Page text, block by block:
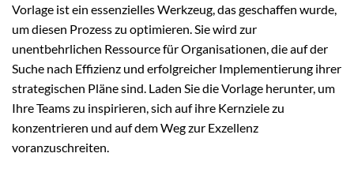
Vorlage ist ein essenzielles Werkzeug, das geschaffen wurde,
um diesen Prozess zu optimieren. Sie wird zur
unentbehrlichen Ressource für Organisationen, die auf der
Suche nach Effizienz und erfolgreicher Implementierung ihrer
strategischen Pläne sind. Laden Sie die Vorlage herunter, um
Ihre Teams zu inspirieren, sich auf ihre Kernziele zu
konzentrieren und auf dem Weg zur Exzellenz
voranzuschreiten.